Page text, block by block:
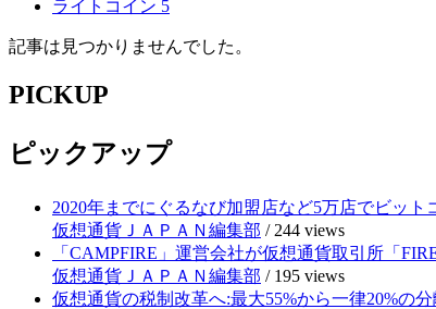
ライトコイン 5
記事は見つかりませんでした。
PICKUP
ピックアップ
2020年までにぐるなび加盟店など5万店でビット
仮想通貨ＪＡＰＡＮ編集部 / 244 views
「CAMPFIRE」運営会社が仮想通貨取引所「
仮想通貨ＪＡＰＡＮ編集部 / 195 views
仮想通貨の税制改革へ:最大55%から一律20%の